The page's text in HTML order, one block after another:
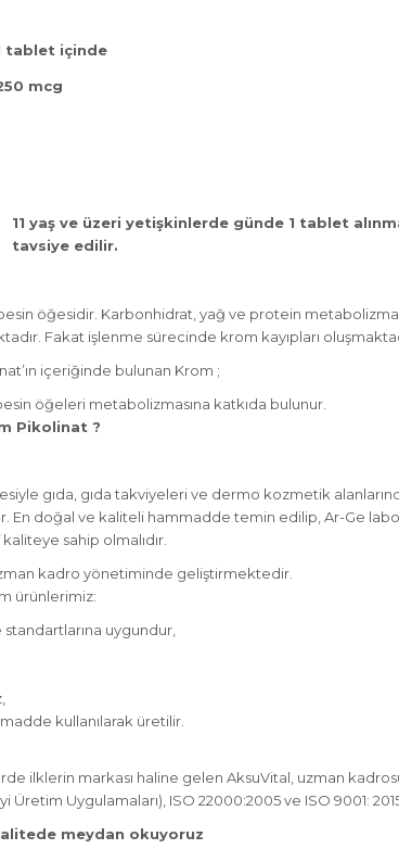
tablet içinde
mcg
11 yaş ve üzeri yetişkinlerde günde 1 tablet
tavsiye edilir.
öğesidir. Karbonhidrat, yağ ve protein
Fakat işlenme sürecinde krom kayıpları
içeriğinde bulunan Krom ;
öğeleri metabolizmasına katkıda bulunur.
Pikolinat ?
gıda, gıda takviyeleri ve dermo kozmetik
En doğal ve kaliteli hammadde temin edilip, Ar-Ge
sahip olmalıdır.
kadro yönetiminde geliştirmektedir.
ürünlerimiz:
uygundur,
kullanılarak üretilir.
ilklerin markası haline gelen AksuVital, uzman
Üretim Uygulamaları), ISO 22000:2005 ve ISO 9001:
meydan okuyoruz